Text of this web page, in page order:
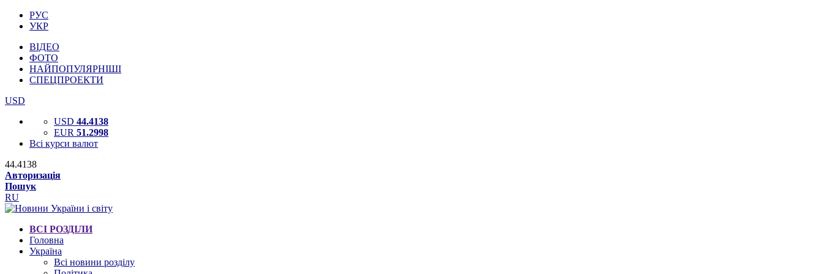
РУС
УКР
ВІДЕО
ФОТО
НАЙПОПУЛЯРНІШІ
СПЕЦПРОЕКТИ
USD
USD 44.4138
EUR 51.2998
Всі курси валют
44.4138
Авторизація
Пошук
RU
ВСІ РОЗДІЛИ
Головна
Україна
Всі новини розділу